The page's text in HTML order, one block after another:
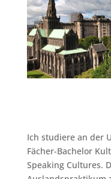
Ich studiere an der
Fächer-Bachelor
Speaking Cultures.